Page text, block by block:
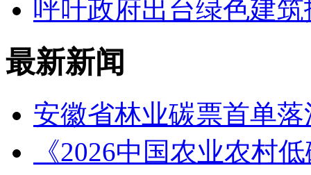
呼吁政府出台绿色建
最新新闻
安徽省林业碳票首单
《2026中国农业农村